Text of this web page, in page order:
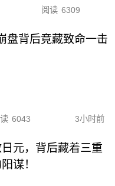
阅读 6309
盘背后竟藏致命一击
6043 3小时前
元，背后藏着三重
谋！